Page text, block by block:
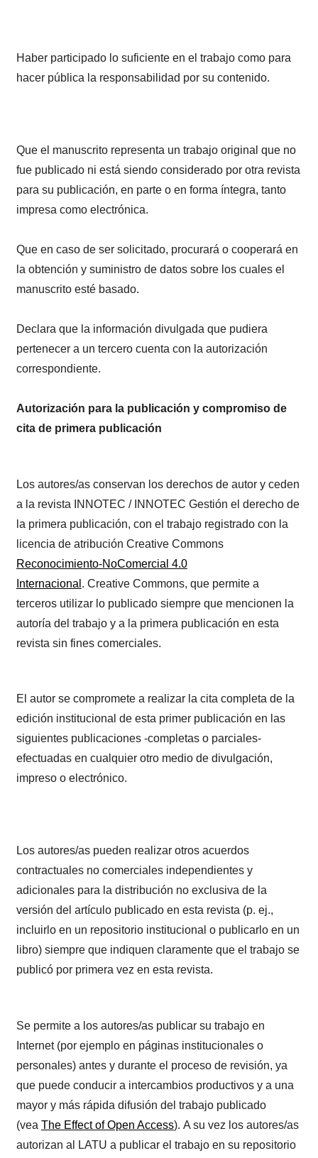
Haber participado lo suficiente en el trabajo como para
hacer pública la responsabilidad por su contenido.
Que el manuscrito representa un trabajo original que no
fue publicado ni está siendo considerado por otra revista
para su publicación, en parte o en forma íntegra, tanto
impresa como electrónica.
Que en caso de ser solicitado, procurará o cooperará en
la obtención y suministro de datos sobre los cuales el
manuscrito esté basado.
Declara que la información divulgada que pudiera
pertenecer a un tercero cuenta con la autorización
correspondiente.
Autorización para la publicación y compromiso de
cita de primera publicación
Los autores/as conservan los derechos de autor y ceden
a la revista INNOTEC / INNOTEC Gestión el derecho de
la primera publicación, con el trabajo registrado con la
licencia de atribución Creative Commons
Reconocimiento-NoComercial 4.0
Internacional . Creative Commons, que permite a
terceros utilizar lo publicado siempre que mencionen la
autoría del trabajo y a la primera publicación en esta
revista sin fines comerciales.
El autor se compromete a realizar la cita completa de la
edición institucional de esta primer publicación en las
siguientes publicaciones -completas o parciales-
efectuadas en cualquier otro medio de divulgación,
impreso o electrónico.
Los autores/as pueden realizar otros acuerdos
contractuales no comerciales independientes y
adicionales para la distribución no exclusiva de la
versión del artículo publicado en esta revista (p. ej.,
incluirlo en un repositorio institucional o publicarlo en un
libro) siempre que indiquen claramente que el trabajo se
publicó por primera vez en esta revista.
Se permite a los autores/as publicar su trabajo en
Internet (por ejemplo en páginas institucionales o
personales) antes y durante el proceso de revisión, ya
que puede conducir a intercambios productivos y a una
mayor y más rápida difusión del trabajo publicado
(vea The Effect of Open Access). A su vez los autores/as
autorizan al LATU a publicar el trabajo en su repositorio